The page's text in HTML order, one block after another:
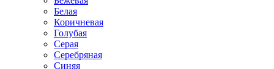
Белая
Коричневая
Голубая
Серая
Серебряная
Синяя